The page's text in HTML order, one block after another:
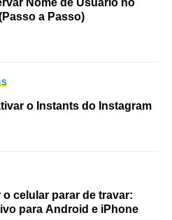
a Passo)
o Instants do Instagram
o celular parar de travar:
para Android e iPhone